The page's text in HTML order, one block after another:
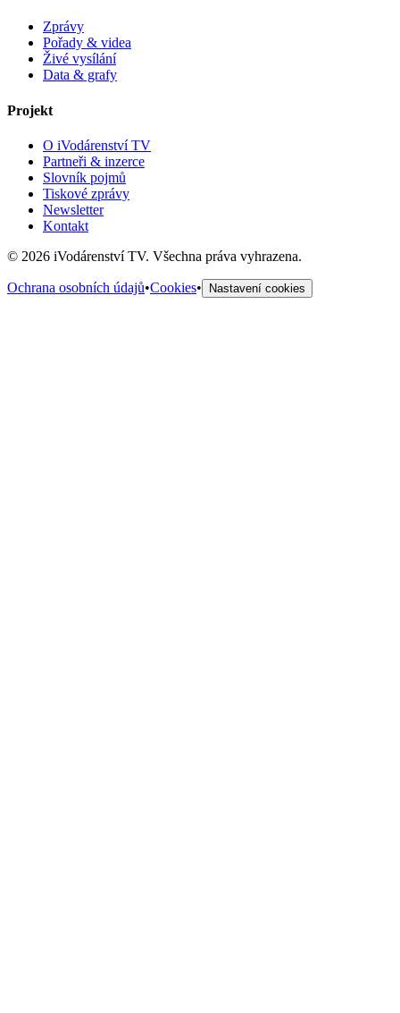
Zprávy
Pořady & videa
Živé vysílání
Data & grafy
Projekt
O iVodárenství TV
Partneři & inzerce
Slovník pojmů
Tiskové zprávy
Newsletter
Kontakt
© 2026 iVodárenství TV. Všechna práva vyhrazena.
Ochrana osobních údajů•Cookies• Nastavení cookies